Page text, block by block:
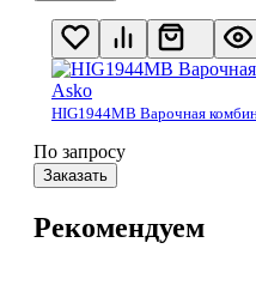
HIG1944MB Варочная
По запросу
Заказать
Рекомендуем